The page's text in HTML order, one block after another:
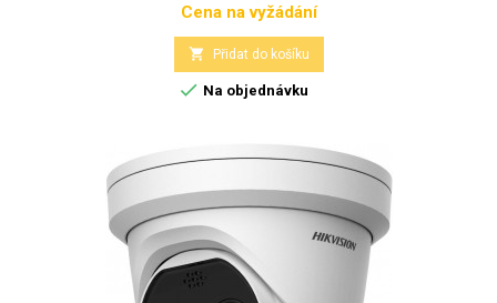
Cena
Cena na vyžádání
 Přidat do košíku
 Na objednávku